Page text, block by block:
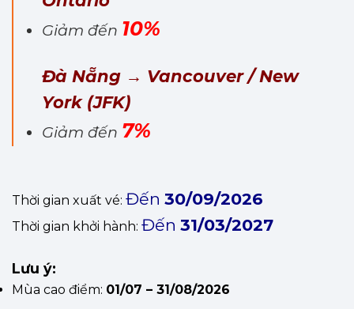
Giảm đến 10%
Đà Nẵng → Vancouver / New
York (JFK)
Giảm đến 7%
Thời gian xuất vé: Đến 30/09/2026
Thời gian khởi hành: Đến 31/03/2027
Lưu ý:
Mùa cao điểm: 01/07 – 31/08/2026